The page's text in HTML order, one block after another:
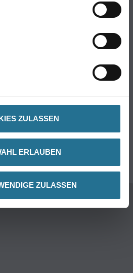
ZULASSEN
ERLAUBEN
ZULASSEN